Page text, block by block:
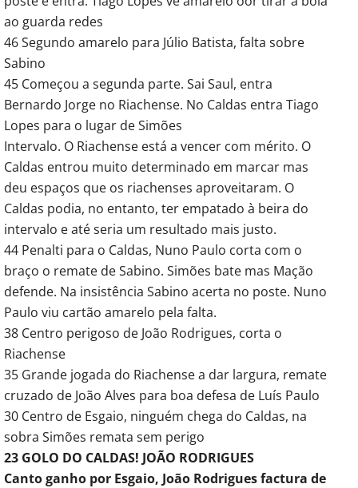
ao guarda redes
46 Segundo amarelo para Júlio Batista, falta sobre
Sabino
45 Começou a segunda parte. Sai Saul, entra
Bernardo Jorge no Riachense. No Caldas entra Tiago
Lopes para o lugar de Simões
Intervalo. O Riachense está a vencer com mérito. O
Caldas entrou muito determinado em marcar mas
deu espaços que os riachenses aproveitaram. O
Caldas podia, no entanto, ter empatado à beira do
intervalo e até seria um resultado mais justo.
44 Penalti para o Caldas, Nuno Paulo corta com o
braço o remate de Sabino. Simões bate mas Mação
defende. Na insistência Sabino acerta no poste. Nuno
Paulo viu cartão amarelo pela falta.
38 Centro perigoso de João Rodrigues, corta o
Riachense
35 Grande jogada do Riachense a dar largura, remate
cruzado de João Alves para boa defesa de Luís Paulo
30 Centro de Esgaio, ninguém chega do Caldas, na
sobra Simões remata sem perigo
23 GOLO DO CALDAS! JOÃO RODRIGUES
Canto ganho por Esgaio, João Rodrigues factura de